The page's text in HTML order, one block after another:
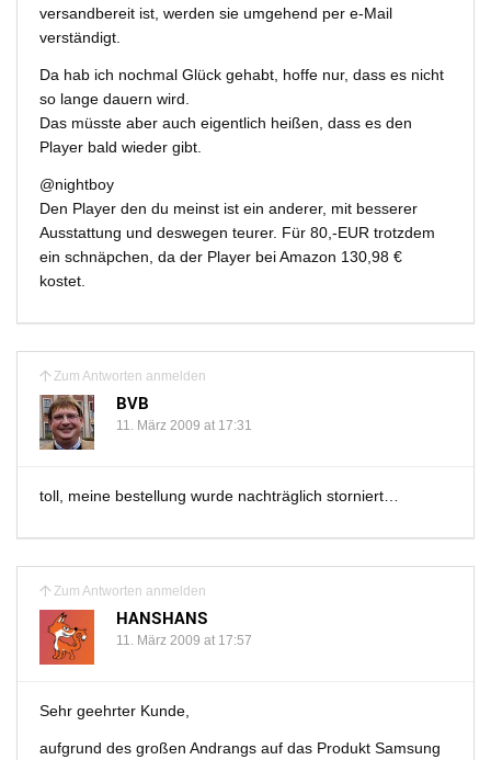
versandbereit ist, werden sie umgehend per e-Mail
verständigt.
Da hab ich nochmal Glück gehabt, hoffe nur, dass es nicht
so lange dauern wird.
Das müsste aber auch eigentlich heißen, dass es den
Player bald wieder gibt.
@nightboy
Den Player den du meinst ist ein anderer, mit besserer
Ausstattung und deswegen teurer. Für 80,-EUR trotzdem
ein schnäpchen, da der Player bei Amazon 130,98 €
kostet.
Zum Antworten anmelden
BVB
11. März 2009 at 17:31
toll, meine bestellung wurde nachträglich storniert…
Zum Antworten anmelden
HANSHANS
11. März 2009 at 17:57
Sehr geehrter Kunde,
aufgrund des großen Andrangs auf das Produkt Samsung